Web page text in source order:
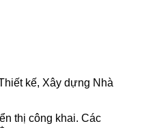
kế, Xây dựng Nhà
thị công khai. Các